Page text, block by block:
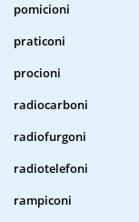
pomicioni
praticoni
procioni
radiocarboni
radiofurgoni
radiotelefoni
rampiconi